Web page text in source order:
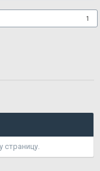
1
страницу.